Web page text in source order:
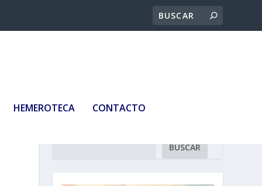
HEMEROTECA CONTACTO
BUSCAR